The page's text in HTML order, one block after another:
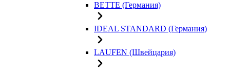
BETTE (Германия)
IDEAL STANDARD (Германия)
LAUFEN (Швейцария)